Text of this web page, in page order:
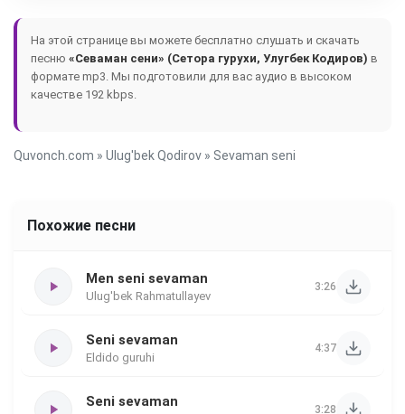
На этой странице вы можете бесплатно слушать и скачать
песню «Севаман сени» (Сетора гурухи, Улугбек Кодиров) в
формате mp3. Мы подготовили для вас аудио в высоком
качестве 192 kbps.
Quvonch.com » Ulug'bek Qodirov » Sevaman seni
Похожие песни
Men seni sevaman
Ulug'bek Rahmatullayev
3:26
Seni sevaman
Eldido guruhi
4:37
Seni sevaman
3:28